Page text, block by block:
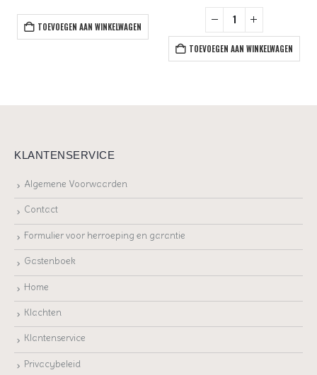
TOEVOEGEN AAN WINKELWAGEN
TOEVOEGEN AAN WINKELWAGEN
KLANTENSERVICE
Algemene Voorwaarden
Contact
Formulier voor herroeping en garantie
Gastenboek
Home
Klachten
Klantenservice
Privacybeleid